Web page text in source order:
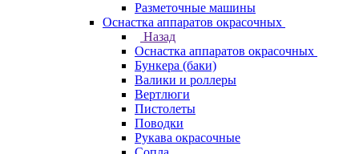
Разметочные машины
Оснастка аппаратов окрасочных
Назад
Оснастка аппаратов окрасочных
Бункера (баки)
Валики и роллеры
Вертлюги
Пистолеты
Поводки
Рукава окрасочные